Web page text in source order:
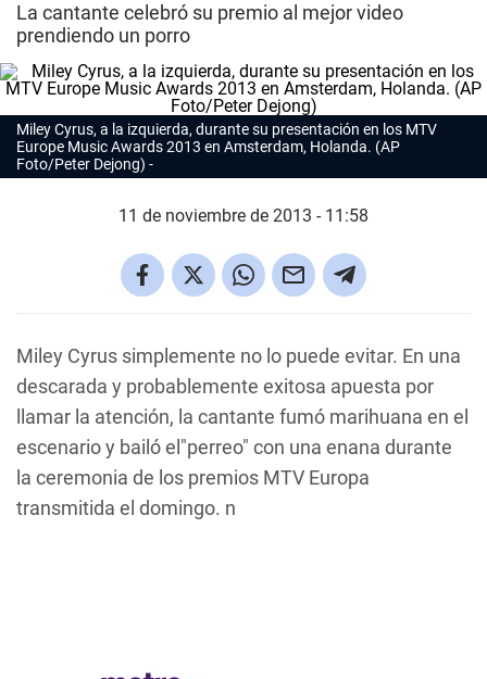
La cantante celebró su premio al mejor video
prendiendo un porro
Miley Cyrus, a la izquierda, durante su presentación en los MTV
Europe Music Awards 2013 en Amsterdam, Holanda. (AP
Foto/Peter Dejong)
11 de noviembre de 2013 - 11:58
Miley Cyrus simplemente no lo puede evitar. En una
descarada y probablemente exitosa apuesta por
llamar la atención, la cantante fumó marihuana en el
escenario y bailó el"perreo" con una enana durante
la ceremonia de los premios MTV Europa
transmitida el domingo. n